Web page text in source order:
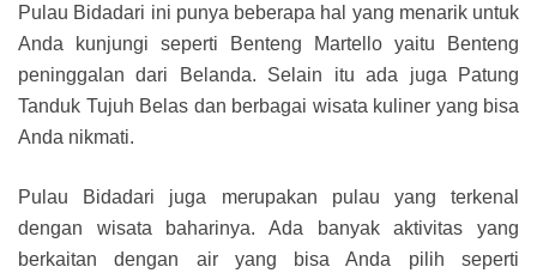
Pulau Bidadari ini punya beberapa hal yang menarik untuk
Anda kunjungi seperti Benteng Martello yaitu Benteng
peninggalan dari Belanda. Selain itu ada juga Patung
Tanduk Tujuh Belas dan berbagai wisata kuliner yang bisa
Anda nikmati.
Pulau Bidadari juga merupakan pulau yang terkenal
dengan wisata baharinya. Ada banyak aktivitas yang
berkaitan dengan air yang bisa Anda pilih seperti